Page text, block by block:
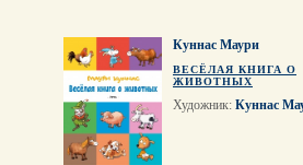
Куннас Маури
ВЕСЁЛАЯ КНИГА О
ЖИВОТНЫХ
Художник: Куннас